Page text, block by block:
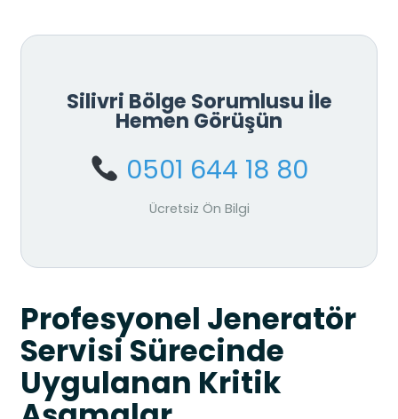
Silivri Bölge Sorumlusu İle
Hemen Görüşün
0501 644 18 80
Ücretsiz Ön Bilgi
Profesyonel Jeneratör
Servisi Sürecinde
Uygulanan Kritik